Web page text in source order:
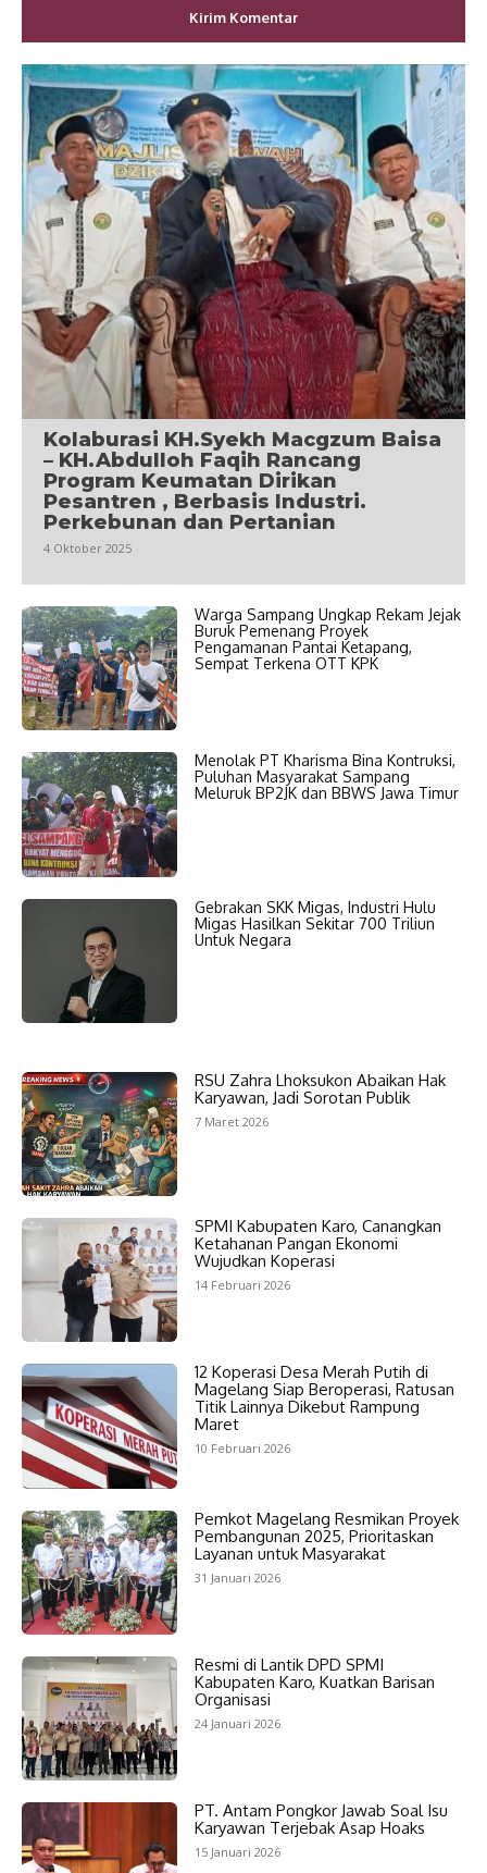
Kolaburasi KH.Syekh Macgzum Baisa
– KH.Abdulloh Faqih Rancang
Program Keumatan Dirikan
Pesantren , Berbasis Industri.
Perkebunan dan Pertanian
4 Oktober 2025
Warga Sampang Ungkap Rekam Jejak
Buruk Pemenang Proyek
Pengamanan Pantai Ketapang,
Sempat Terkena OTT KPK
Menolak PT Kharisma Bina Kontruksi,
Puluhan Masyarakat Sampang
Meluruk BP2JK dan BBWS Jawa Timur
Gebrakan SKK Migas, Industri Hulu
Migas Hasilkan Sekitar 700 Triliun
Untuk Negara
RSU Zahra Lhoksukon Abaikan Hak
Karyawan, Jadi Sorotan Publik
7 Maret 2026
SPMI Kabupaten Karo, Canangkan
Ketahanan Pangan Ekonomi
Wujudkan Koperasi
14 Februari 2026
12 Koperasi Desa Merah Putih di
Magelang Siap Beroperasi, Ratusan
Titik Lainnya Dikebut Rampung
Maret
10 Februari 2026
Pemkot Magelang Resmikan Proyek
Pembangunan 2025, Prioritaskan
Layanan untuk Masyarakat
31 Januari 2026
Resmi di Lantik DPD SPMI
Kabupaten Karo, Kuatkan Barisan
Organisasi
24 Januari 2026
PT. Antam Pongkor Jawab Soal Isu
Karyawan Terjebak Asap Hoaks
15 Januari 2026